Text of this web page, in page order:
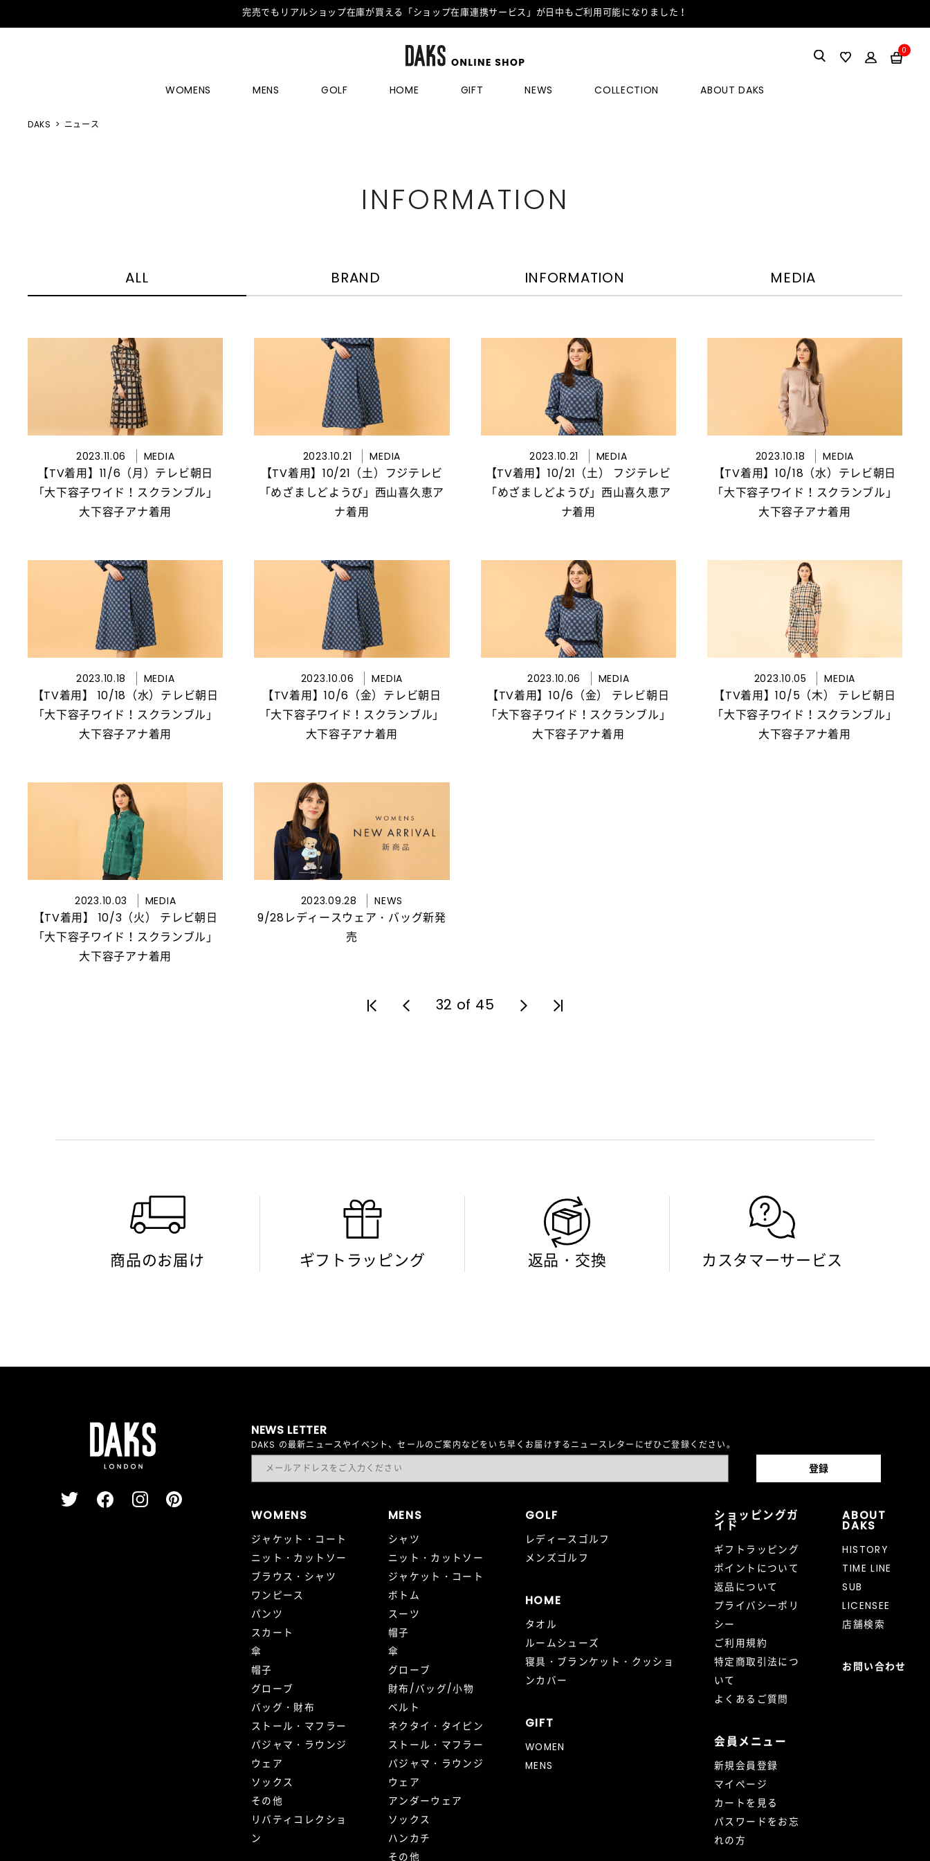
完売でもリアルショップ在庫が買える「ショップ在庫連携サービス」が日中もご利用可能になりました！
0
WOMENS MENS GOLF HOME GIFT NEWS COLLECTION ABOUT DAKS
DAKS ニュース
INFORMATION
ALL BRAND INFORMATION MEDIA
2023.11.06 MEDIA
【TV着用】11/6（月）テレビ朝日
「大下容子ワイド！スクランブル」
大下容子アナ着用
2023.10.21 MEDIA
【TV着用】10/21（土）フジテレビ
「めざましどようび」西山喜久恵ア
ナ着用
2023.10.21 MEDIA
【TV着用】10/21（土） フジテレビ
「めざましどようび」西山喜久恵ア
ナ着用
2023.10.18 MEDIA
【TV着用】10/18（水）テレビ朝日
「大下容子ワイド！スクランブル」
大下容子アナ着用
2023.10.18 MEDIA
【TV着用】 10/18（水）テレビ朝日
「大下容子ワイド！スクランブル」
大下容子アナ着用
2023.10.06 MEDIA
【TV着用】10/6（金）テレビ朝日
「大下容子ワイド！スクランブル」
大下容子アナ着用
2023.10.06 MEDIA
【TV着用】10/6（金） テレビ朝日
「大下容子ワイド！スクランブル」
大下容子アナ着用
2023.10.05 MEDIA
【TV着用】10/5（木） テレビ朝日
「大下容子ワイド！スクランブル」
大下容子アナ着用
2023.10.03 MEDIA
【TV着用】 10/3（火） テレビ朝日
「大下容子ワイド！スクランブル」
大下容子アナ着用
2023.09.28 NEWS
9/28レディースウェア・バッグ新発
売
32 of 45
商品のお届け ギフトラッピング 返品・交換 カスタマーサービス
NEWS LETTER
DAKS の最新ニュースやイベント、セールのご案内などをいち早くお届けするニュースレターにぜひご登録ください。
WOMENS
ジャケット・コート
ニット・カットソー
ブラウス・シャツ
ワンピース
パンツ
スカート
傘
帽子
グローブ
バッグ・財布
ストール・マフラー
パジャマ・ラウンジ
ウェア
ソックス
その他
リバティコレクショ
ン
MENS
シャツ
ニット・カットソー
ジャケット・コート
ボトム
スーツ
帽子
傘
グローブ
財布/バッグ/小物
ベルト
ネクタイ・タイピン
ストール・マフラー
パジャマ・ラウンジ
ウェア
アンダーウェア
ソックス
ハンカチ
その他
GOLF
レディースゴルフ
メンズゴルフ
HOME
タオル
ルームシューズ
寝具・ブランケット・クッショ
ンカバー
GIFT
WOMEN
MENS
ショッピングガ
イド
ギフトラッピング
ポイントについて
返品について
プライバシーポリ
シー
ご利用規約
特定商取引法につ
いて
よくあるご質問
会員メニュー
新規会員登録
マイページ
カートを見る
パスワードをお忘
れの方
ABOUT
DAKS
HISTORY
TIME LINE
SUB
LICENSEE
店舗検索
お問い合わせ